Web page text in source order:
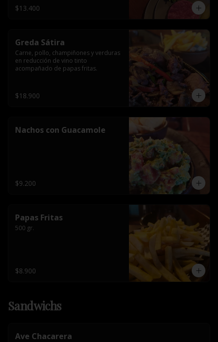
$13.400
Greda Sátira
Carne, pollo, champiñones y verduras
en reducción de vino tinto
acompañado de papas fritas.
$18.900
Nachos con Guacamole
$9.200
Papas Fritas
500 gr.
$8.900
Sandwichs
Ave Chacarera